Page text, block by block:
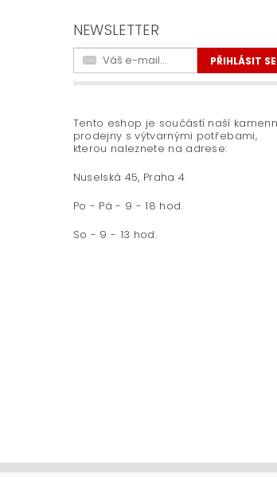
NEWSLETTER
Tento eshop je součástí naší
prodejny s výtvarnými potřebami,
kterou naleznete na adrese:
Nuselská 45, Praha 4
Po - Pá - 9 - 18 hod.
So - 9 - 13 hod.